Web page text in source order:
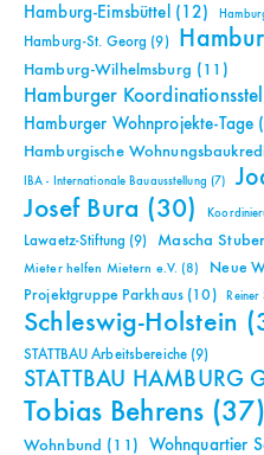
Hamburg-Eimsbüttel (12)
Hamburg-St. Georg (9)
Hamburg-Wilhelmsburg (11)
Hamburger
Hamburger Wohnprojekte-Tage
Hamburgische
IBA - Internationale Bauausstellung (7)
Josef Bura (30)
Lawaetz-Stiftung (9) Mascha
Mieter helfen Mietern e.V. (8) Neue
Projektgruppe Parkhaus (10) Reiner
Schleswig-Holstein
STATTBAU Arbeitsbereiche (9)
STATTBAU HAMBURG
Tobias Behrens (37)
Wohnbund (11) Wohnquartier